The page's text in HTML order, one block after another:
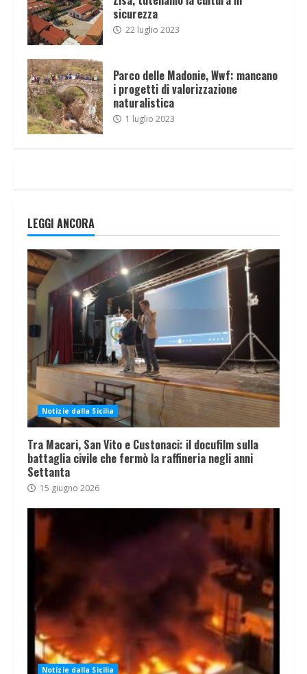
sicurezza
22 luglio 2023
Parco delle Madonie, Wwf: mancano
i progetti di valorizzazione
naturalistica
1 luglio 2023
LEGGI ANCORA
Notizie dalla Sicilia
Tra Macari, San Vito e Custonaci: il docufilm sulla
battaglia civile che fermò la raffineria negli anni
Settanta
15 giugno 2026
Notizie dalla Sicilia